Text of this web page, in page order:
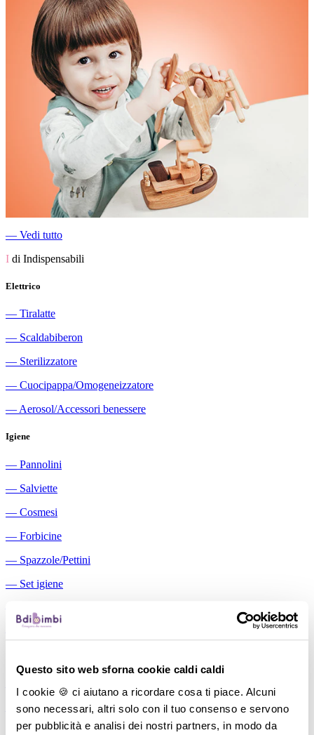
Questo sito web sforna cookie caldi caldi
I cookie 🍪 ci aiutano a ricordare cosa ti piace. Alcuni
sono necessari, altri solo con il tuo consenso e servono
per pubblicità e analisi dei nostri partners, in modo da
― Vedi tutto
I di Indispensabili
Elettrico
― Tiralatte
― Scaldabiberon
― Sterilizzatore
― Cuocipappa/Omogeneizzatore
― Aerosol/Accessori benessere
Igiene
― Pannolini
― Salviette
― Cosmesi
― Forbicine
― Spazzole/Pettini
― Set igiene
Aspiratori nasali manuali
―
Cuscini allattamento
―Biberon